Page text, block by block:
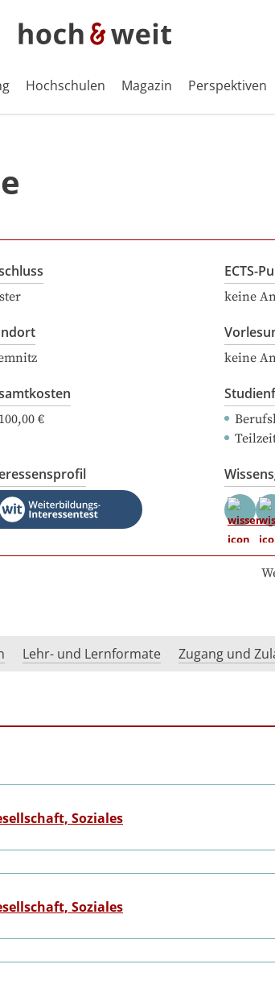
Hochschulen Magazin Perspektiven
ECTS-
keine
keine
€
Lehr- und Lernformate Zugang und
Soziales
Soziales